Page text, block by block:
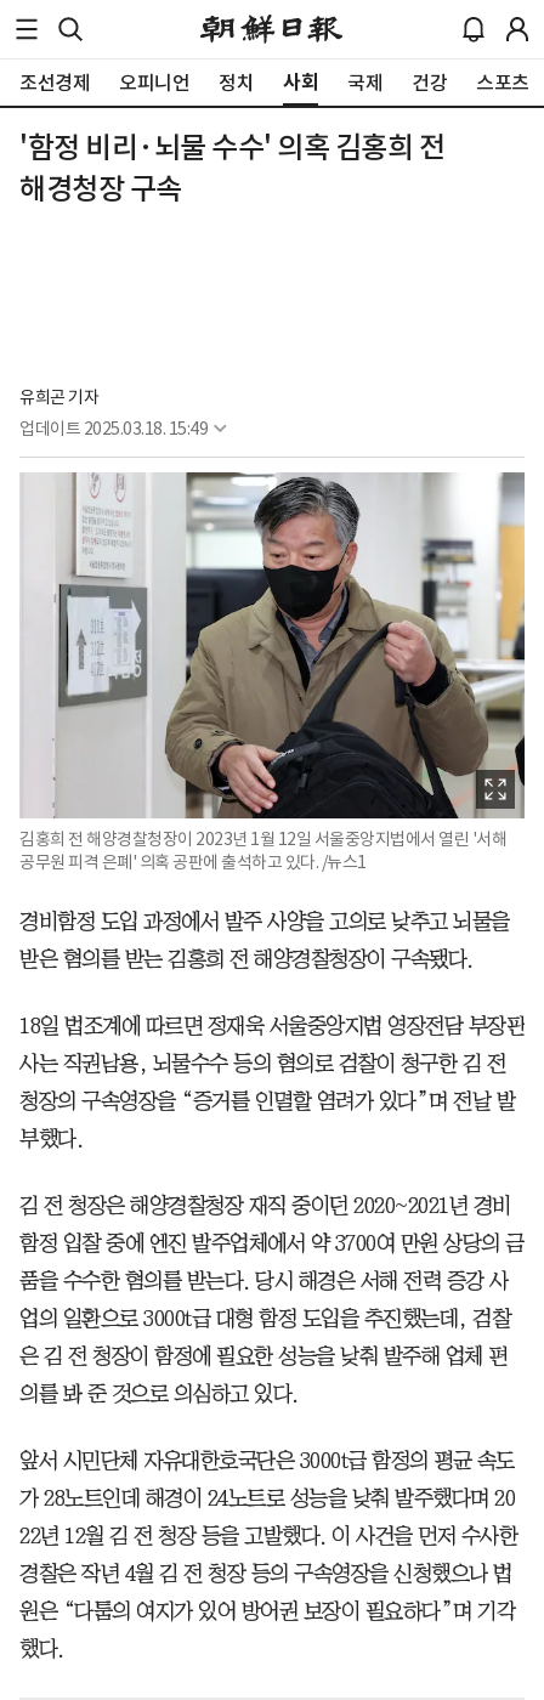
조선경제 오피니언 정치 사회 국제 건강 스포츠
'함정 비리·뇌물 수수' 의혹 김홍희 전
해경청장 구속
유희곤 기자
업데이트 2025.03.18. 15:49
김홍희 전 해양경찰청장이 2023년 1월 12일 서울중앙지법에서 열린 '서해
공무원 피격 은폐' 의혹 공판에 출석하고 있다. /뉴스1
경비함정 도입 과정에서 발주 사양을 고의로 낮추고 뇌물을
받은 혐의를 받는 김홍희 전 해양경찰청장이 구속됐다.
18일 법조계에 따르면 정재욱 서울중앙지법 영장전담 부장판
사는 직권남용, 뇌물수수 등의 혐의로 검찰이 청구한 김 전
청장의 구속영장을 “증거를 인멸할 염려가 있다”며 전날 발
부했다.
김 전 청장은 해양경찰청장 재직 중이던 2020~2021년 경비
함정 입찰 중에 엔진 발주업체에서 약 3700여 만원 상당의 금
품을 수수한 혐의를 받는다. 당시 해경은 서해 전력 증강 사
업의 일환으로 3000t급 대형 함정 도입을 추진했는데, 검찰
은 김 전 청장이 함정에 필요한 성능을 낮춰 발주해 업체 편
의를 봐 준 것으로 의심하고 있다.
앞서 시민단체 자유대한호국단은 3000t급 함정의 평균 속도
가 28노트인데 해경이 24노트로 성능을 낮춰 발주했다며 20
22년 12월 김 전 청장 등을 고발했다. 이 사건을 먼저 수사한
경찰은 작년 4월 김 전 청장 등의 구속영장을 신청했으나 법
원은 “다툼의 여지가 있어 방어권 보장이 필요하다”며 기각
했다.